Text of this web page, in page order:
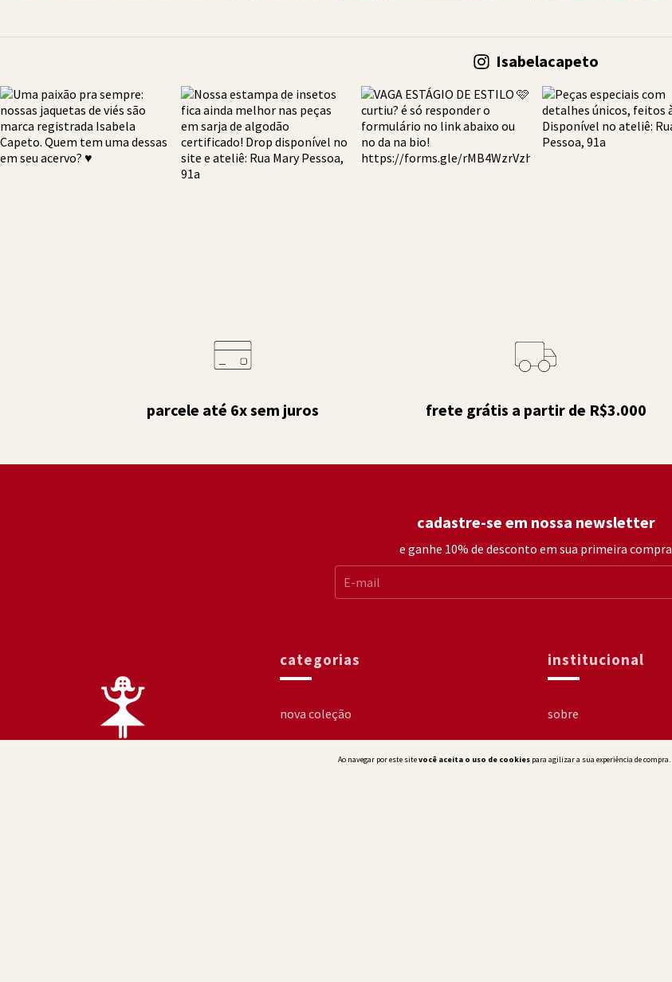
Ao navegar por este sitevocê aceita o uso de cookies para agilizar a sua experiência de compra.
Isabelacapeto
parcele até 6x sem juros frete grátis a partir de R$3.000
cadastre-se em nossa newsletter
e ganhe 10% de desconto em sua primeira compra
categorias
nova coleção
sale
institucional
sobre
como comprar